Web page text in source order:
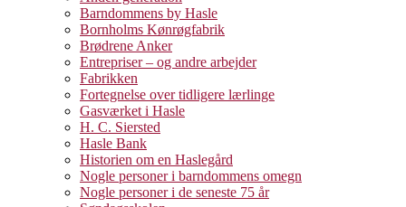
Barndommens by Hasle
Bornholms Kønrøgfabrik
Brødrene Anker
Entrepriser – og andre arbejder
Fabrikken
Fortegnelse over tidligere lærlinge
Gasværket i Hasle
H. C. Siersted
Hasle Bank
Historien om en Haslegård
Nogle personer i barndommens omegn
Nogle personer i de seneste 75 år